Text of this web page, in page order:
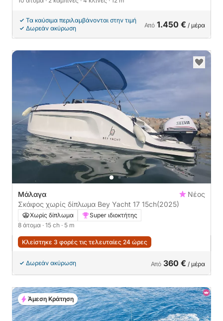
Τα καύσιμα περιλαμβάνονται στην τιμή
Δωρεάν ακύρωση
Από 1.450 € / μέρα
Μάλαγα
Νέος
Σκάφος χωρίς δίπλωμα Bey Yacht 17 15ch(2025)
Χωρίς δίπλωμα
Super ιδιοκτήτης
8 άτομα · 15 ch · 5 m
Κλείστηκε 3 φορές τις τελευταίες 24 ώρες
Δωρεάν ακύρωση Από 360 € / μέρα
Άμεση Κράτηση